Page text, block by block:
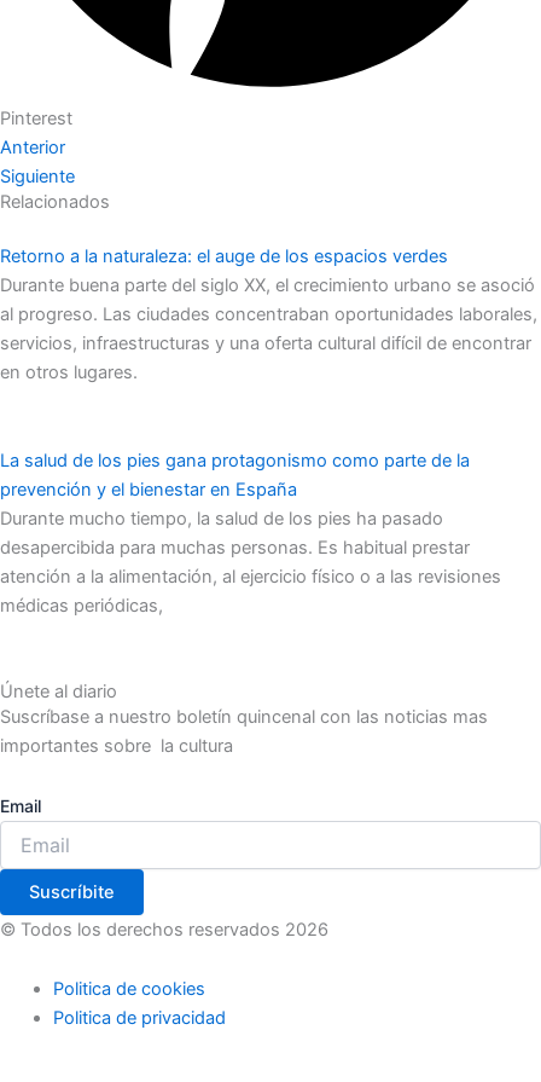
Pinterest
Anterior
Siguiente
Relacionados
Retorno a la naturaleza: el auge de los espacios verdes
Durante buena parte del siglo XX, el crecimiento urbano se asoció
al progreso. Las ciudades concentraban oportunidades laborales,
servicios, infraestructuras y una oferta cultural difícil de encontrar
en otros lugares.
La salud de los pies gana protagonismo como parte de la
prevención y el bienestar en España
Durante mucho tiempo, la salud de los pies ha pasado
desapercibida para muchas personas. Es habitual prestar
atención a la alimentación, al ejercicio físico o a las revisiones
médicas periódicas,
Únete al diario
Suscríbase a nuestro boletín quincenal con las noticias mas
importantes sobre la cultura
Email
Suscríbite
© Todos los derechos reservados 2026
Politica de cookies
Politica de privacidad